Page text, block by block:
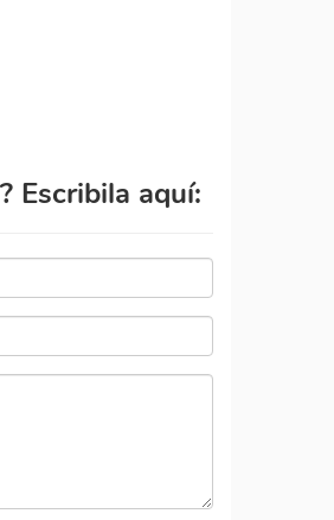
Escribila aquí: